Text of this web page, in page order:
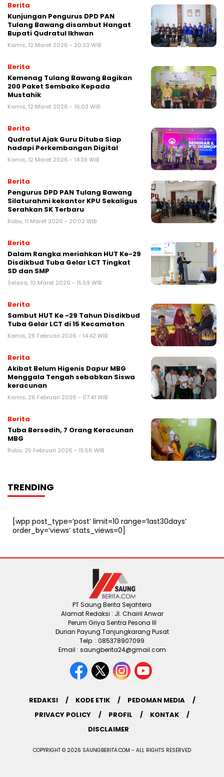
Berita
Kunjungan Pengurus DPD PAN
Tulang Bawang disambut Hangat
Bupati Qudratul Ikhwan
Kamis, 12 Maret 2026 - 20:33 WIB
Berita
Kemenag Tulang Bawang Bagikan
200 Paket Sembako Kepada
Mustahik
Kamis, 12 Maret 2026 - 16:03 WIB
Berita
Qudratul Ajak Guru Dituba Siap
hadapi Perkembangan Digital
Kamis, 12 Maret 2026 - 14:39 WIB
Berita
Pengurus DPD PAN Tulang Bawang
Silaturahmi kekantor KPU Sekaligus
Serahkan SK Terbaru
Rabu, 11 Maret 2026 - 20:02 WIB
Berita
Dalam Rangka meriahkan HUT Ke-29
Disdikbud Tuba Gelar LCT Tingkat
SD dan SMP
Selasa, 10 Maret 2026 - 15:59 WIB
Berita
Sambut HUT Ke -29 Tahun Disdikbud
Tuba Gelar LCT di 15 Kecamatan
Kamis, 26 Februari 2026 - 14:42 WIB
Berita
Akibat Belum Higenis Dapur MBG
Menggala Tengah sebabkan Siswa
keracunan
Kamis, 26 Februari 2026 - 07:41 WIB
Berita
Tuba Bersedih, 7 Orang Keracunan
MBG
Rabu, 25 Februari 2026 - 15:56 WIB
TRENDING
[wpp post_type=’post’ limit=10 range=’last30days’
order_by=’views’ stats_views=0]
PT Saung Berita Sejahtera
Alamat Redaksi : Jl. Chairil Anwar
Perum Griya Sentra Pesona III
Durian Payung Tanjungkarang Pusat
Telp. : 085378907099
Email : saungberita24@gmail.com
REDAKSI KODE ETIK
PEDOMAN MEDIA
PRIVACY POLICY
PROFIL
KONTAK
DISCLAIMER
COPYRIGHT © 2026 SAUNGBERITA.COM - ALL RIGHTS RESERVED